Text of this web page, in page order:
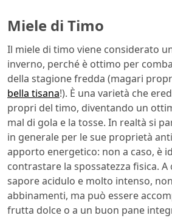
Miele di Timo
Il miele di timo viene considerato
inverno, perché è ottimo per
della stagione fredda (magari
bella tisana!). È una varietà che
propri del timo, diventando un
mal di gola e la tosse. In realtà si
in generale per le sue proprietà
apporto energetico: non a caso, è
contrastare la spossatezza fisica. A
sapore acidulo e molto intenso,
abbinamenti, ma può essere
frutta dolce o a un buon pane